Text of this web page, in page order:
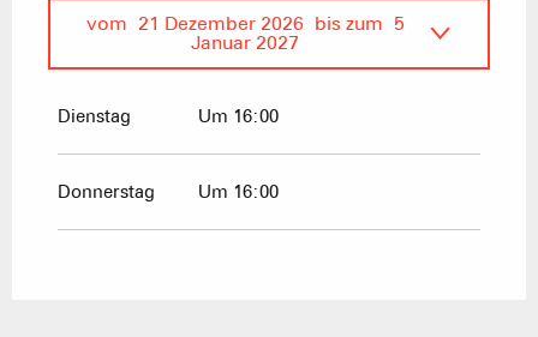
2026
vom6 Januar 2026bis zum5 April
2026
vom 21 Dezember 2026 bis zum 5
Januar 2027
Dienstag Um 16:00
Donnerstag Um 16:00